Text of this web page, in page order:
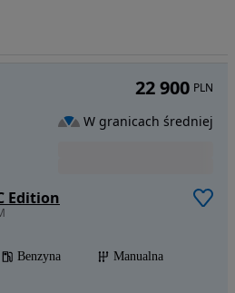
Edition
Benzyna
Manualna
22 900 PLN
W granicach średniej